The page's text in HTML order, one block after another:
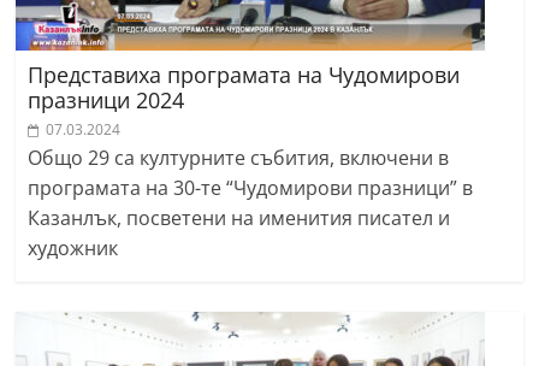
Представиха програмата на Чудомирови
празници 2024
07.03.2024
Общо 29 са културните събития, включени в
програмата на 30-те “Чудомирови празници” в
Казанлък, посветени на именития писател и
художник